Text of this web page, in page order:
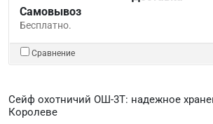
Самовывоз
Бесплатно.
Сравнение
Сейф охотничий ОШ-3Т: надежное
Королеве